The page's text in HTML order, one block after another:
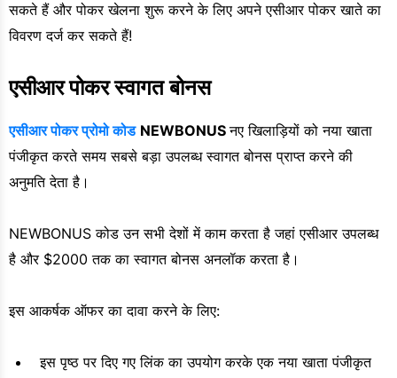
सकते हैं और पोकर खेलना शुरू करने के लिए अपने एसीआर पोकर खाते का
विवरण दर्ज कर सकते हैं!
एसीआर पोकर स्वागत बोनस
एसीआर पोकर प्रोमो कोड NEWBONUSनए खिलाड़ियों को नया खाता
पंजीकृत करते समय सबसे बड़ा उपलब्ध स्वागत बोनस प्राप्त करने की
अनुमति देता है।
NEWBONUS कोड उन सभी देशों में काम करता है जहां एसीआर उपलब्ध
है और $2000 तक का स्वागत बोनस अनलॉक करता है।
इस आकर्षक ऑफर का दावा करने के लिए:
इस पृष्ठ पर दिए गए लिंक का उपयोग करके एक नया खाता पंजीकृत